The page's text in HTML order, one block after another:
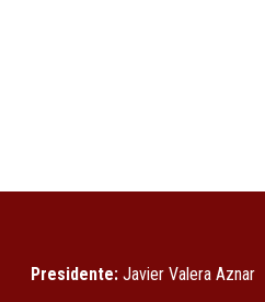
Presidente: Javier Valera Aznar